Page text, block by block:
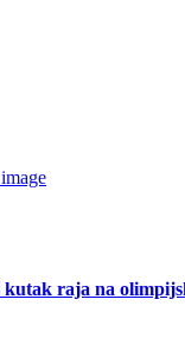
raja na